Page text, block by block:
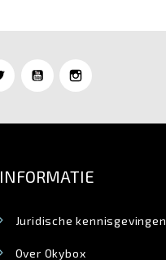
INFORMATIE
Juridische kennisgevingen
Over Okybox